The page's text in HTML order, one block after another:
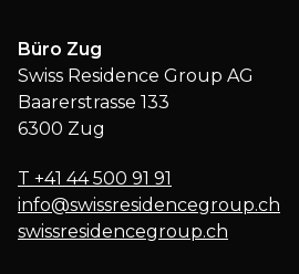
Büro Zug
Swiss Residence Group AG
Baarerstrasse 133
6300 Zug
T +41 44 500 91 91
info@swissresidencegroup.ch
swissresidencegroup.ch